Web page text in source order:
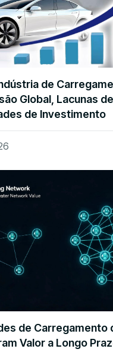
de
Global, Lacunas
de Investimento
de Carregamento
Valor a Longo